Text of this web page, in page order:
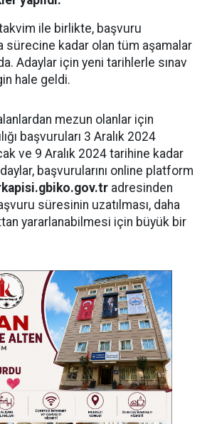
ile birlikte, başvuru
sürecine kadar olan tüm aşamalar
Adaylar için yeni tarihlerle sınav
hale geldi.
mezun olanlar için
başvuruları 3 Aralık 2024
ve 9 Aralık 2024 tarihine kadar
başvurularını online platform
adresinden
süresinin uzatılması, daha
yararlanabilmesi için büyük bir